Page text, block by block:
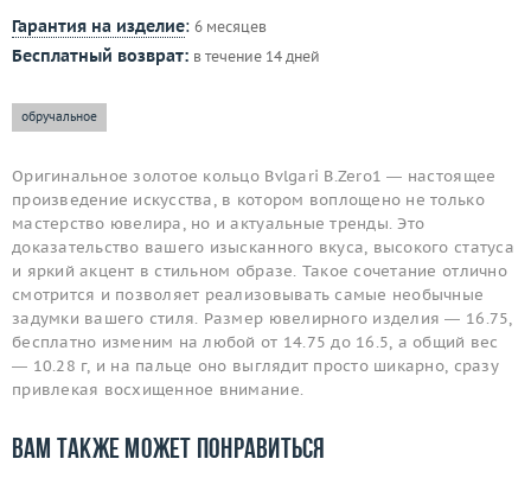
Гарантия на изделие: 6 месяцев
Бесплатный возврат: в течение 14 дней
обручальное
Оригинальное золотое кольцо Bvlgari B.Zero1 — настоящее
произведение искусства, в котором воплощено не только
мастерство ювелира, но и актуальные тренды. Это
доказательство вашего изысканного вкуса, высокого статуса
и яркий акцент в стильном образе. Такое сочетание отлично
смотрится и позволяет реализовывать самые необычные
задумки вашего стиля. Размер ювелирного изделия — 16.75,
бесплатно изменим на любой от 14.75 до 16.5, а общий вес
— 10.28 г, и на пальце оно выглядит просто шикарно, сразу
привлекая восхищенное внимание.
Вам также может понравиться